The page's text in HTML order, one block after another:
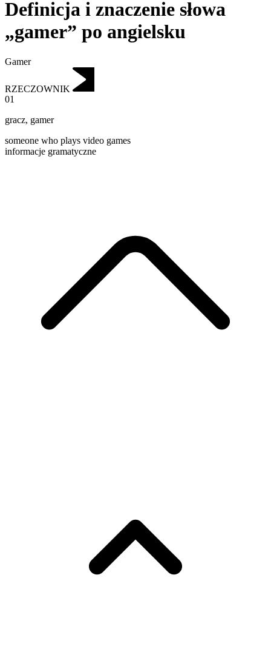
Definicja i znaczenie słowa
„gamer” po angielsku
Gamer
RZECZOWNIK
01
gracz, gamer
someone who plays video games
informacje gramatyczne